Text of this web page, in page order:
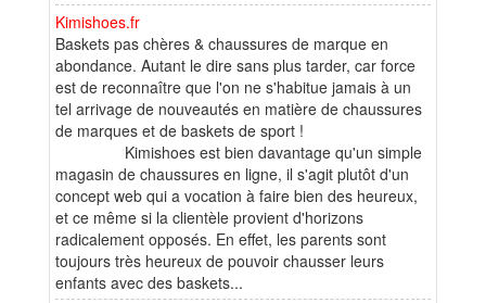
Kimishoes.fr
Baskets pas chères & chaussures de marque en
abondance. Autant le dire sans plus tarder, car force
est de reconnaître que l'on ne s'habitue jamais à un
tel arrivage de nouveautés en matière de chaussures
de marques et de baskets de sport !
Kimishoes est bien davantage qu'un simple
magasin de chaussures en ligne, il s'agit plutôt d'un
concept web qui a vocation à faire bien des heureux,
et ce même si la clientèle provient d'horizons
radicalement opposés. En effet, les parents sont
toujours très heureux de pouvoir chausser leurs
enfants avec des baskets...